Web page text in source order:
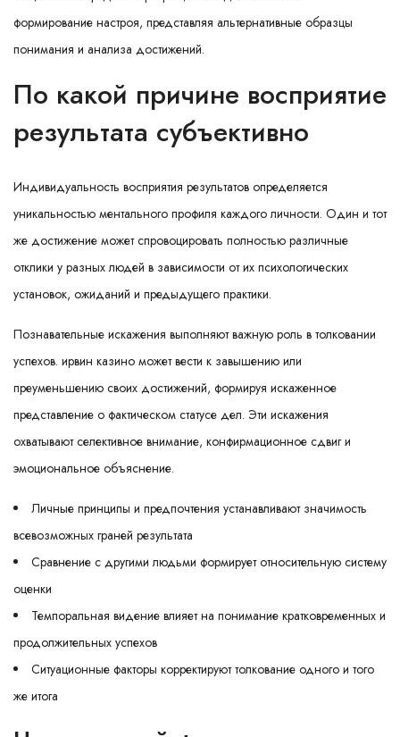
формирование настроя, представляя альтернативные образцы
понимания и анализа достижений.
По какой причине восприятие
результата субъективно
Индивидуальность восприятия результатов определяется
уникальностью ментального профиля каждого личности. Один и тот
же достижение может спровоцировать полностью различные
отклики у разных людей в зависимости от их психологических
установок, ожиданий и предыдущего практики.
Познавательные искажения выполняют важную роль в толковании
успехов. ирвин казино может вести к завышению или
преуменьшению своих достижений, формируя искаженное
представление о фактическом статусе дел. Эти искажения
охватывают селективное внимание, конфирмационное сдвиг и
эмоциональное объяснение.
Личные принципы и предпочтения устанавливают значимость
всевозможных граней результата
Сравнение с другими людьми формирует относительную систему
оценки
Темпоральная видение влияет на понимание кратковременных и
продолжительных успехов
Ситуационные факторы корректируют толкование одного и того
же итога